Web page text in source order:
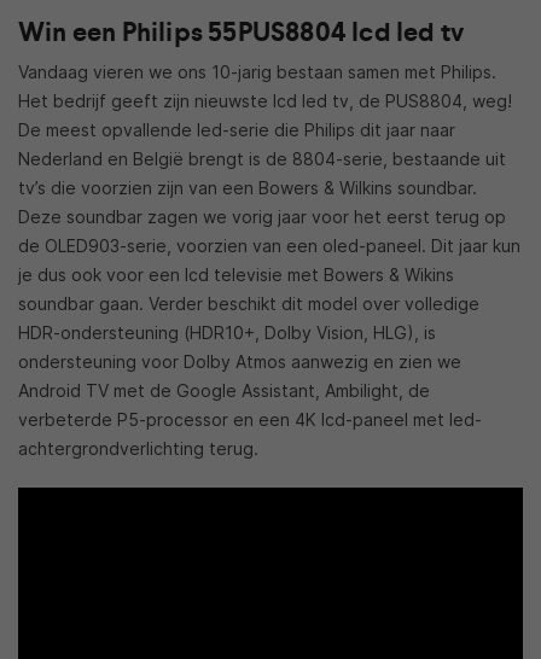
Win een Philips 55PUS8804 lcd led tv
Vandaag vieren we ons 10-jarig bestaan samen met Philips.
Het bedrijf geeft zijn nieuwste lcd led tv, de PUS8804, weg!
De meest opvallende led-serie die Philips dit jaar naar
Nederland en België brengt is de 8804-serie, bestaande uit
tv’s die voorzien zijn van een Bowers & Wilkins soundbar.
Deze soundbar zagen we vorig jaar voor het eerst terug op
de OLED903-serie, voorzien van een oled-paneel. Dit jaar kun
je dus ook voor een lcd televisie met Bowers & Wikins
soundbar gaan. Verder beschikt dit model over volledige
HDR-ondersteuning (HDR10+, Dolby Vision, HLG), is
ondersteuning voor Dolby Atmos aanwezig en zien we
Android TV met de Google Assistant, Ambilight, de
verbeterde P5-processor en een 4K lcd-paneel met led-
achtergrondverlichting terug.